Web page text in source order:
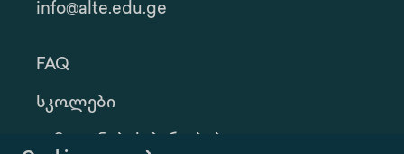
info@alte.edu.ge
FAQ
Სკოლები